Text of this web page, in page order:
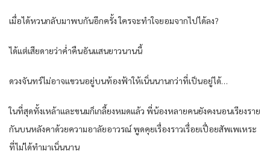
เมื่อได้หวนกลับมาพบกันอีกครั้ง ใครจะทำใจยอมจากไปได้ลง?
ได้แต่เสียดายว่าค่ำคืนอันแสนยาวนานนี้
ดวงจันทร์ไม่อาจแขวนอยู่บนท้องฟ้าให้เนิ่นนานกว่าที่เป็นอยู่ได้…
ในที่สุดทั้งเหล้าและขนมก็เกลี้ยงหมดแล้ว พี่น้องหลายคนยังคงนอนเรียงราย
กันบนหลังคาด้วยความอาลัยอาวรณ์ พูดคุยเรื่องราวเรื่อยเปื่อยสัพเพเหระ
ที่ไม่ได้ทำมาเนิ่นนาน